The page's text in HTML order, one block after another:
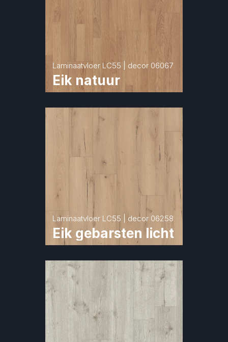
Laminaatvloer LC55 | decor 06067
Eik natuur
Laminaatvloer LC55 | decor 06258
Eik gebarsten licht